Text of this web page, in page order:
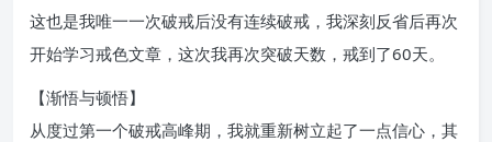
这也是我唯一一次破戒后没有连续破戒，我深刻反省后再次
开始学习戒色文章，这次我再次突破天数，戒到了60天。
【渐悟与顿悟】
从度过第一个破戒高峰期，我就重新树立起了一点信心，其